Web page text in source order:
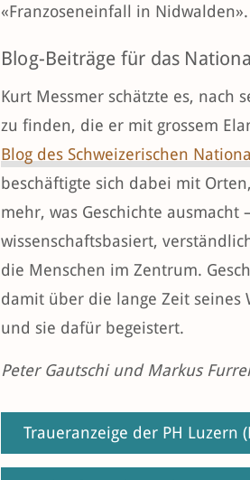
«Franzoseneinfall in Nidwalden».
Blog-Beiträge für das
Kurt Messmer schätzte es, nach
zu finden, die er mit grossem
Blog des Schweizerischen
beschäftigte sich dabei mit
mehr, was Geschichte
wissenschaftsbasiert,
die Menschen im Zentrum.
damit über die lange Zeit seines
und sie dafür begeistert.
Peter Gautschi und Markus
Traueranzeige der PH Luzern